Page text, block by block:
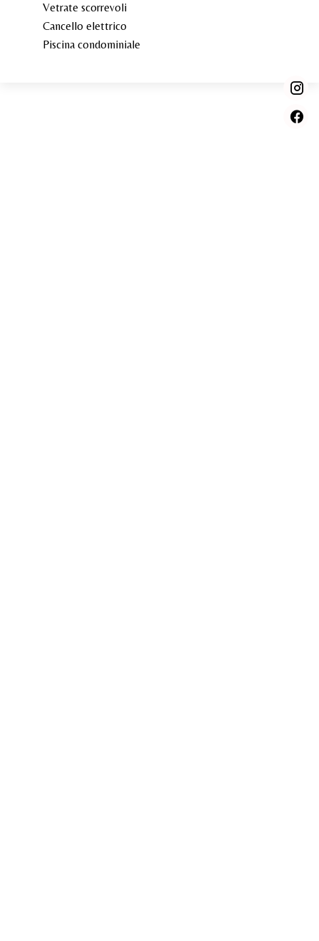
Vetrate scorrevoli
Cancello elettrico
Piscina condominiale